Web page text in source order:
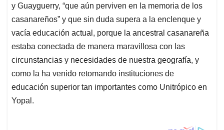
y Guayguerry, “que aún perviven en la memoria de los
casanareños” y que sin duda supera a la enclenque y
vacía educación actual, porque la ancestral casanareña
estaba conectada de manera maravillosa con las
circunstancias y necesidades de nuestra geografía, y
como la ha venido retomando instituciones de
educación superior tan importantes como Unitrópico en
Yopal.